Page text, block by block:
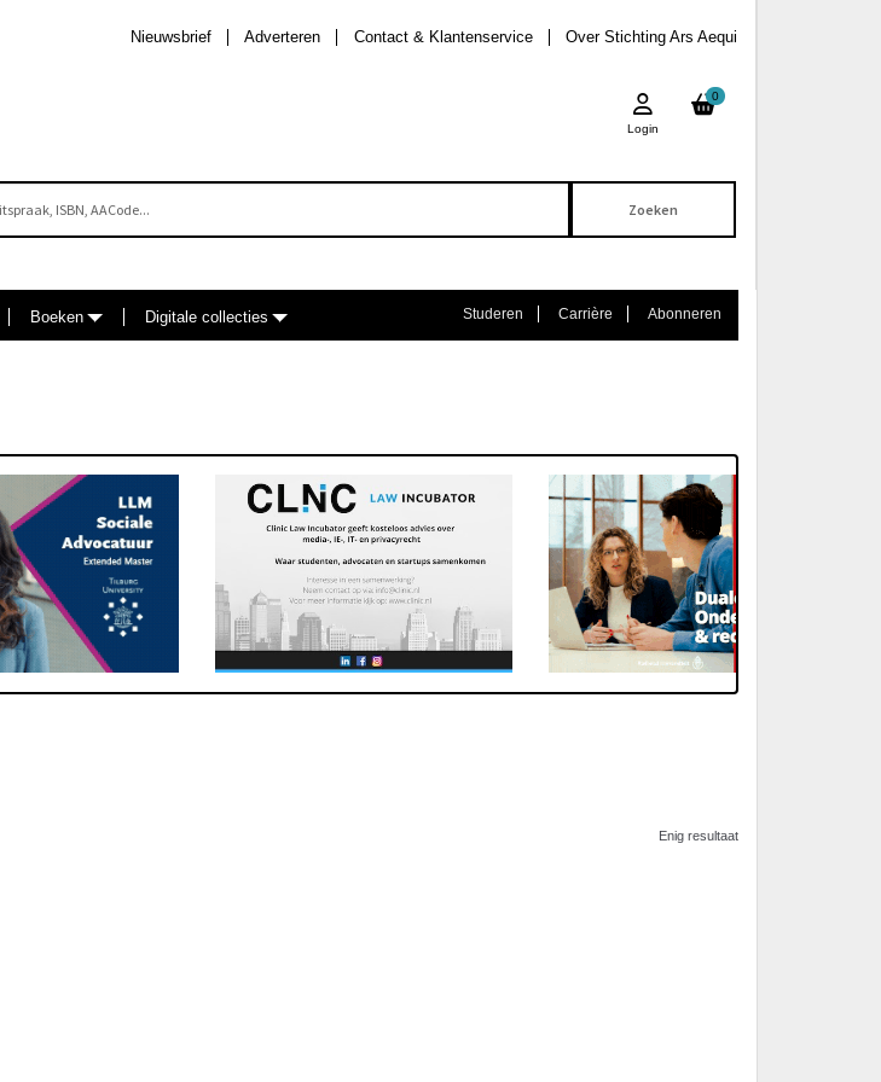
Over Stichting Ars Aequi
Contact & Klantenservice
Adverteren
Nieuwsbrief
0
Login
Boeken Digitale collecties Studeren Carrière Abonneren
Enig resultaat